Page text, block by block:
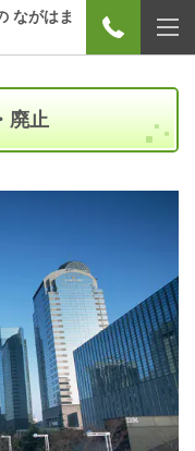
ながはま
廃止